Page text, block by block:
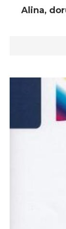
Alina,